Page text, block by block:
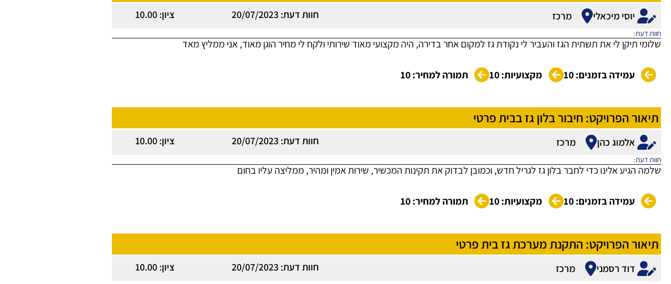
יוסי מיכאלי מרכז חוות דעת: 20/07/2023 ציון: 10.00
חוות דעת:
שלומי תיקן לי את תשתית הגז והעביר לי נקודת גז למקום אחר בדירה, היה מקצועי מאוד שירותי ולקח לי מחיר הוגן מאוד, אני ממליץ מאד
עמידה בזמנים: 10 מקצועיות: 10 תמורה למחיר: 10
תיאור הפרויקט: חיבור בלון גז בבית פרטי
אלמוג כהן מרכז חוות דעת: 20/07/2023 ציון: 10.00
חוות דעת:
שלמה הגיע אלינו כדי לחבר בלון גז לגריל חדש, וכמובן לבדוק את תקינות המכשיר, שירות אמין ומהיר, ממליצה עליו בחום
עמידה בזמנים: 10 מקצועיות: 10 תמורה למחיר: 10
תיאור הפרויקט: התקנת מערכת גז בית פרטי
דוד רסמני מרכז חוות דעת: 20/07/2023 ציון: 10.00